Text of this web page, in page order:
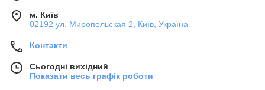
м. Київ
02192 ул. Миропольская 2, Київ, Україна
Контакти
Сьогодні вихідний
Показати весь графік роботи